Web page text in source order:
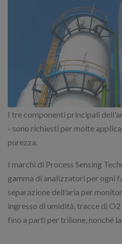
I tre componenti principali
- sono richiesti per molte
purezza.
I marchi di Process Sensing
gamma di analizzatori per ogni
separazione dell'aria per
ingresso di umidità, tracce di
fino a parti per trilione, nonché